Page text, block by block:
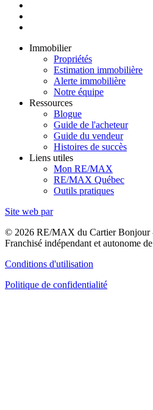
Immobilier
Propriétés
Estimation immobilière
Alerte immobilière
Notre équipe
Ressources
Blogue
Guide de l'acheteur
Guide du vendeur
Histoires de succès
Liens utiles
Mon RE/MAX
RE/MAX Québec
Outils pratiques
Site web par
© 2026 RE/MAX du Cartier Bonjour
Franchisé indépendant et autonome
Conditions d'utilisation
Politique de confidentialité